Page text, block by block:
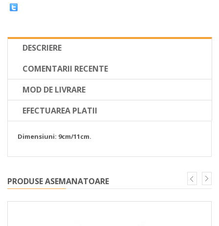
DESCRIERE
COMENTARII RECENTE
MOD DE LIVRARE
EFECTUAREA PLATII
Dimensiuni: 9cm/11cm.
PRODUSE ASEMANATOARE